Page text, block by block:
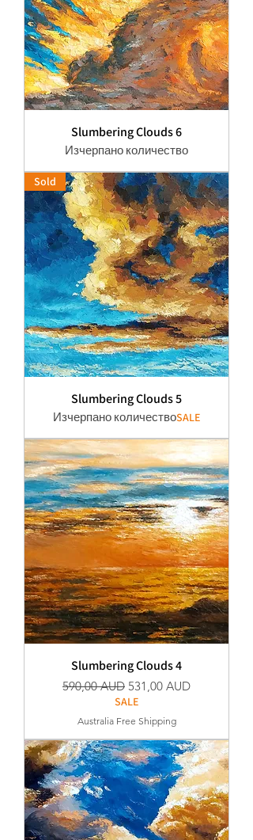
Slumbering Clouds 6
Изчерпано количество
Sold
Slumbering Clouds 5
Изчерпано количествоSALE
Slumbering Clouds 4
Редовна цена
590,00 AUD Продажна цена
531,00 AUD
SALE
Australia Free Shipping